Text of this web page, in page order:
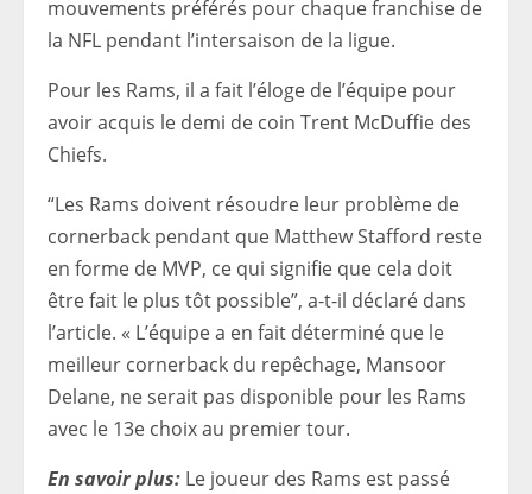
mouvements préférés pour chaque franchise de
la NFL pendant l’intersaison de la ligue.
Pour les Rams, il a fait l’éloge de l’équipe pour
avoir acquis le demi de coin Trent McDuffie des
Chiefs.
“Les Rams doivent résoudre leur problème de
cornerback pendant que Matthew Stafford reste
en forme de MVP, ce qui signifie que cela doit
être fait le plus tôt possible”, a-t-il déclaré dans
l’article. « L’équipe a en fait déterminé que le
meilleur cornerback du repêchage, Mansoor
Delane, ne serait pas disponible pour les Rams
avec le 13e choix au premier tour.
En savoir plus: Le joueur des Rams est passé